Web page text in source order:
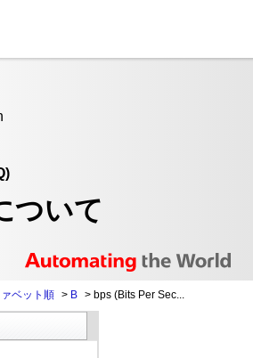
ついて
ベット順 > B > bps (Bits Per Sec...